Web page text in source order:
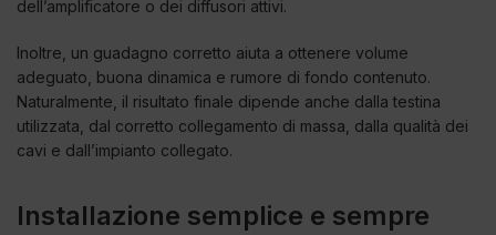
dell’amplificatore o dei diffusori attivi.
Inoltre, un guadagno corretto aiuta a ottenere volume
adeguato, buona dinamica e rumore di fondo contenuto.
Naturalmente, il risultato finale dipende anche dalla testina
utilizzata, dal corretto collegamento di massa, dalla qualità dei
cavi e dall’impianto collegato.
Installazione semplice e sempre